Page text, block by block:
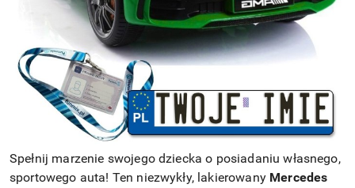
Spełnij marzenie swojego dziecka o posiadaniu własnego,
sportowego auta! Ten niezwykły, lakierowany Mercedes